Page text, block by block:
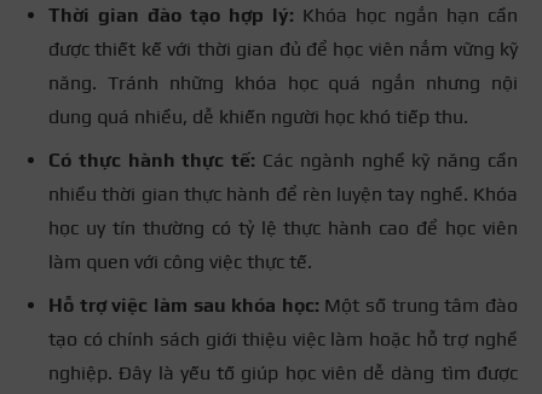
Thời gian đào tạo hợp lý: Khóa học ngắn hạn cần
được thiết kế với thời gian đủ để học viên nắm vững kỹ
năng. Tránh những khóa học quá ngắn nhưng nội
dung quá nhiều, dễ khiến người học khó tiếp thu.
Có thực hành thực tế: Các ngành nghề kỹ năng cần
nhiều thời gian thực hành để rèn luyện tay nghề. Khóa
học uy tín thường có tỷ lệ thực hành cao để học viên
làm quen với công việc thực tế.
Hỗ trợ việc làm sau khóa học: Một số trung tâm đào
tạo có chính sách giới thiệu việc làm hoặc hỗ trợ nghề
nghiệp. Đây là yếu tố giúp học viên dễ dàng tìm được